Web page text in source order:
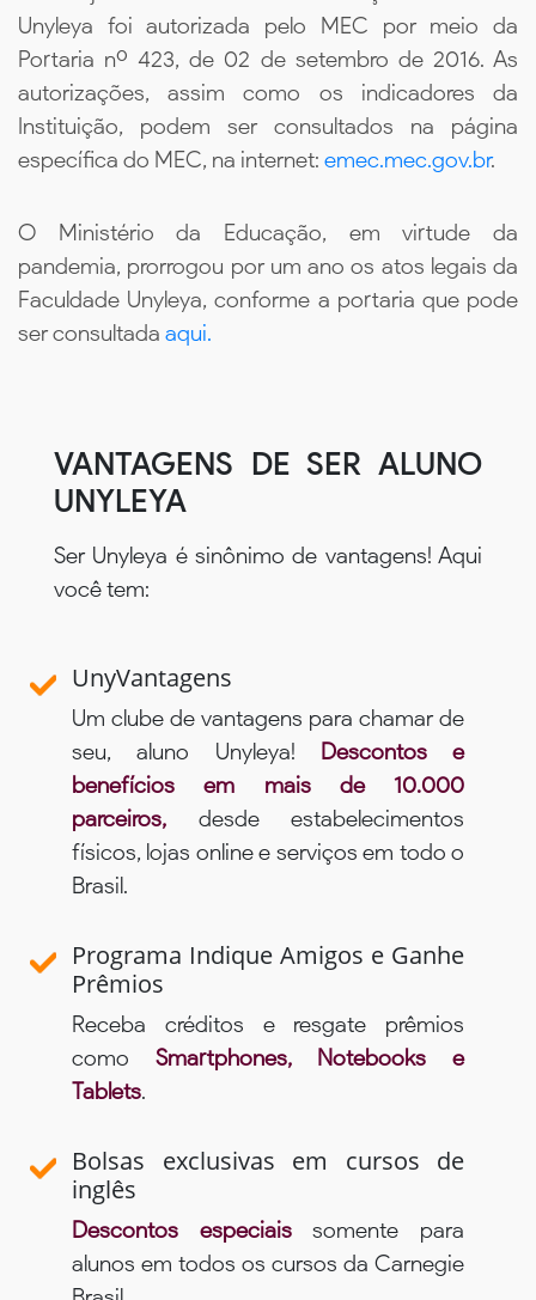
Unyleya foi autorizada pelo MEC por meio da
Portaria nº 423, de 02 de setembro de 2016. As
autorizações, assim como os indicadores da
Instituição, podem ser consultados na página
específica do MEC, na internet: emec.mec.gov.br.
O Ministério da Educação, em virtude da
pandemia, prorrogou por um ano os atos legais da
Faculdade Unyleya, conforme a portaria que pode
ser consultada aqui.
VANTAGENS DE SER ALUNO
UNYLEYA
Ser Unyleya é sinônimo de vantagens! Aqui
você tem:
UnyVantagens
Um clube de vantagens para chamar de
seu, aluno Unyleya! Descontos e
benefícios em mais de 10.000
parceiros, desde estabelecimentos
físicos, lojas online e serviços em todo o
Brasil.
Programa Indique Amigos e Ganhe
Prêmios
Receba créditos e resgate prêmios
como Smartphones, Notebooks e
Tablets.
Bolsas exclusivas em cursos de
inglês
Descontos especiaissomente para
alunos em todos os cursos da Carnegie